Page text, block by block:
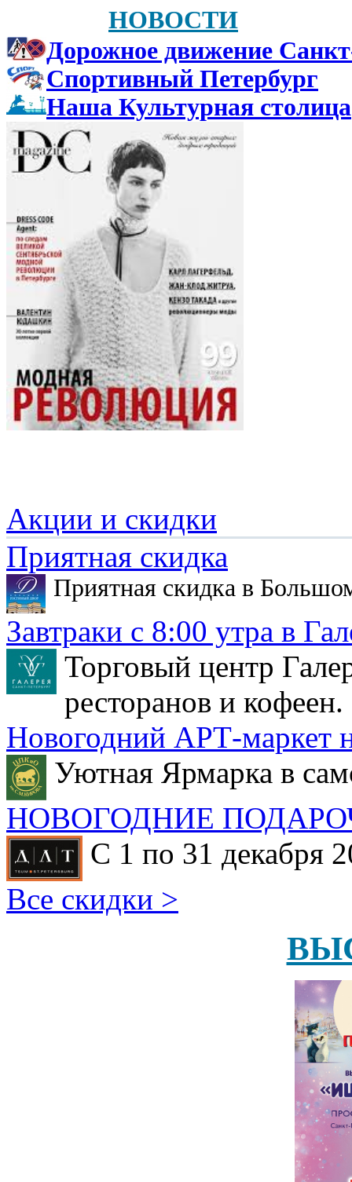
НОВОСТИ
Дорожное движение
Спортивный Петербург
Наша Культурная столица
Акции и скидки
Приятная скидка
Приятная скидка в
Завтраки с 8:00 утра в
Торговый центр
ресторанов и кофеен.
Новогодний АРТ-маркет
Уютная Ярмарка в
НОВОГОДНИЕ
С 1 по 31 декабря
Все скидки >